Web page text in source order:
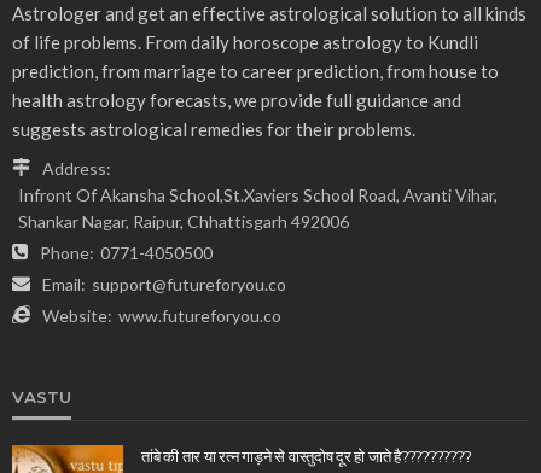
Astrologer and get an effective astrological solution to all kinds
of life problems. From daily horoscope astrology to Kundli
prediction, from marriage to career prediction, from house to
health astrology forecasts, we provide full guidance and
suggests astrological remedies for their problems.
Address:
Infront Of Akansha School,St.Xaviers School Road, Avanti Vihar,
Shankar Nagar, Raipur, Chhattisgarh 492006
Phone: 0771-4050500
Email: support@futureforyou.co
Website: www.futureforyou.co
VASTU
तांबे की तार या रत्न गाड़ने से वास्तुदोष दूर हो जाते है??????????